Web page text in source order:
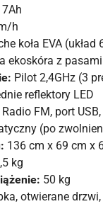
h
koła EVA (układ
ekoskóra z
Pilot 2,4GHz (3
reflektory LED
FM, port
(po
136 cm x 69 cm x
kg
50 kg
otwierane drzwi,